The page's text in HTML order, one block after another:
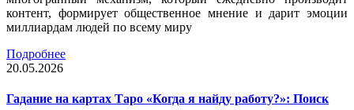
контент, формирует общественное мнение и дарит эмоции
миллиардам людей по всему миру
Подробнее
20.05.2026
Гадание на картах Таро «Когда я найду работу?»: Поиск